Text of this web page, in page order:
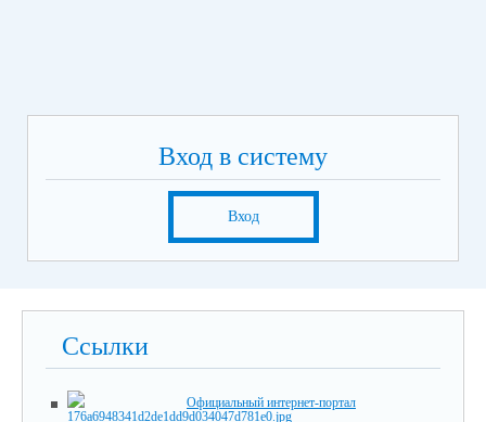
Вход в систему
Вход
Ссылки
Официальный интернет-портал